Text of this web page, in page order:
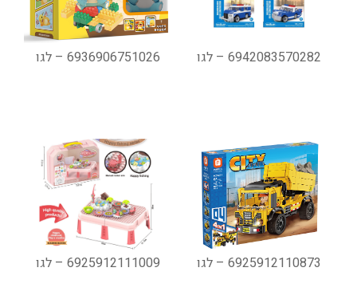
6942083570282 – לגו 6936906751026 – לגו
6925912110873 – לגו 6925912111009 – לגו